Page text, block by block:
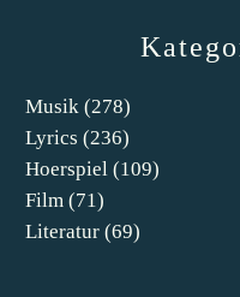
Musik (278)
Lyrics (236)
Hoerspiel (109)
Film (71)
Literatur (69)